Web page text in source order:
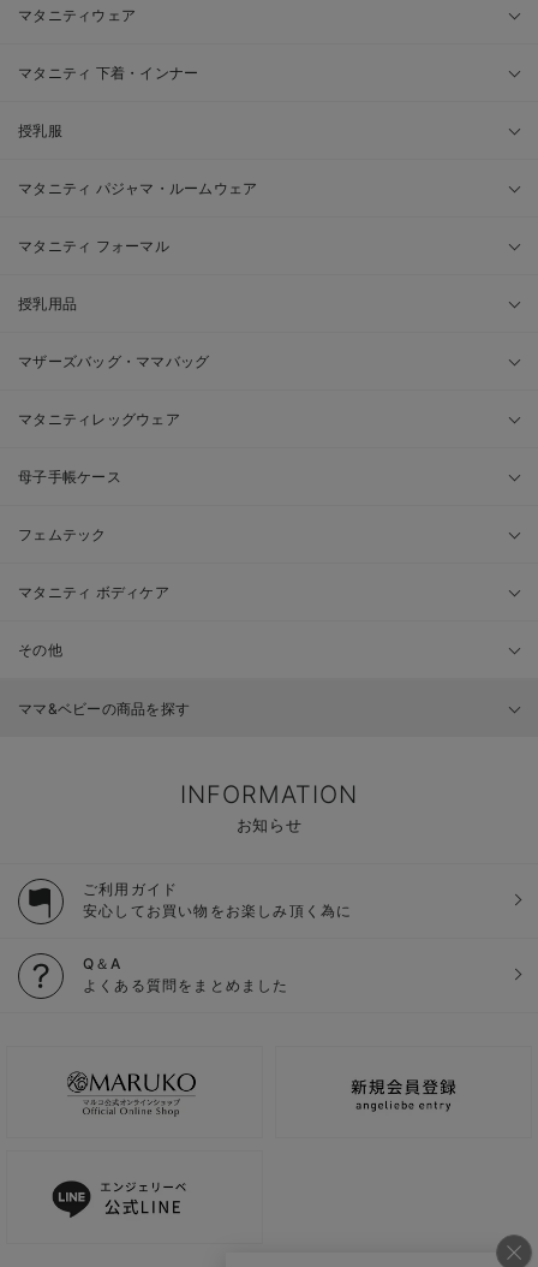
マタニティウェア
マタニティ 下着・インナー
授乳服
マタニティ パジャマ・ルームウェア
マタニティ フォーマル
授乳用品
マザーズバッグ・ママバッグ
マタニティレッグウェア
母子手帳ケース
フェムテック
マタニティ ボディケア
その他
ママ&ベビーの商品を探す
INFORMATION
お知らせ
ご利用ガイド
安心してお買い物をお楽しみ頂く為に
Q＆A
よくある質問をまとめました